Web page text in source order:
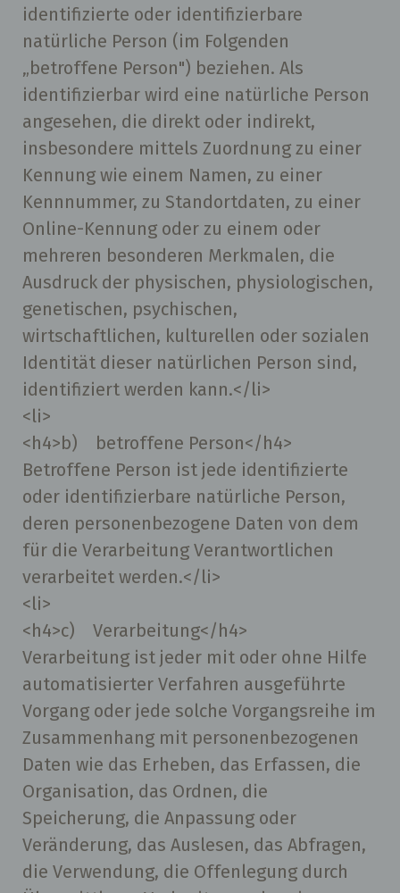
identifizierte oder identifizierbare
natürliche Person (im Folgenden
„betroffene Person") beziehen. Als
identifizierbar wird eine natürliche Person
angesehen, die direkt oder indirekt,
insbesondere mittels Zuordnung zu einer
Kennung wie einem Namen, zu einer
Kennnummer, zu Standortdaten, zu einer
Online-Kennung oder zu einem oder
mehreren besonderen Merkmalen, die
Ausdruck der physischen, physiologischen,
genetischen, psychischen,
wirtschaftlichen, kulturellen oder sozialen
Identität dieser natürlichen Person sind,
identifiziert werden kann.</li>
<li>
<h4>b) betroffene Person</h4>
Betroffene Person ist jede identifizierte
oder identifizierbare natürliche Person,
deren personenbezogene Daten von dem
für die Verarbeitung Verantwortlichen
verarbeitet werden.</li>
<li>
<h4>c) Verarbeitung</h4>
Verarbeitung ist jeder mit oder ohne Hilfe
automatisierter Verfahren ausgeführte
Vorgang oder jede solche Vorgangsreihe im
Zusammenhang mit personenbezogenen
Daten wie das Erheben, das Erfassen, die
Organisation, das Ordnen, die
Speicherung, die Anpassung oder
Veränderung, das Auslesen, das Abfragen,
die Verwendung, die Offenlegung durch